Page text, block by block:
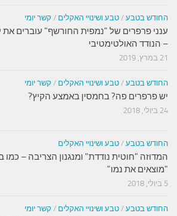
החודש בטבע / טבע ושינויי האקלים / קשר יומי
ענני פרפרים של "נמפית החורשף" עוברים את
– הנודד האולטימטיבי
21 במרץ, 2019
החודש בטבע / טבע ושינויי האקלים / קשר יומי
יש פרפרים פה? בחמסין באמצע הקיץ?
24 ביולי, 2018
החודש בטבע / טבע ושינויי האקלים
המדוזה "חוטית נודדת" ומנגנון הצריבה – כמו
"מוצאים את נמו"
5 ביולי, 2018
החודש בטבע / טבע ושינויי האקלים / קשר יומי